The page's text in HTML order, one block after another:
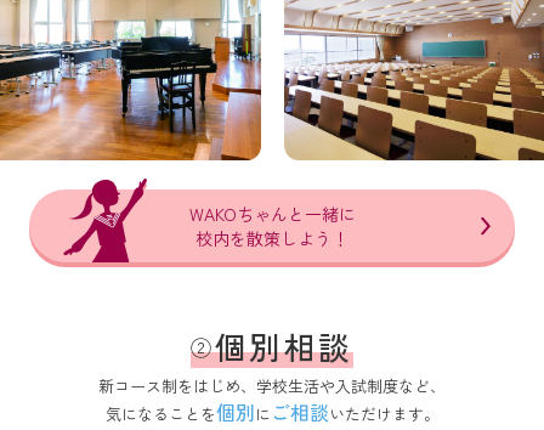
WAKOちゃんと一緒に
校内を散策しよう！
②個別相談
新コース制をはじめ、学校生活や入試制度など、
気になることを個別に ご相談いただけます。